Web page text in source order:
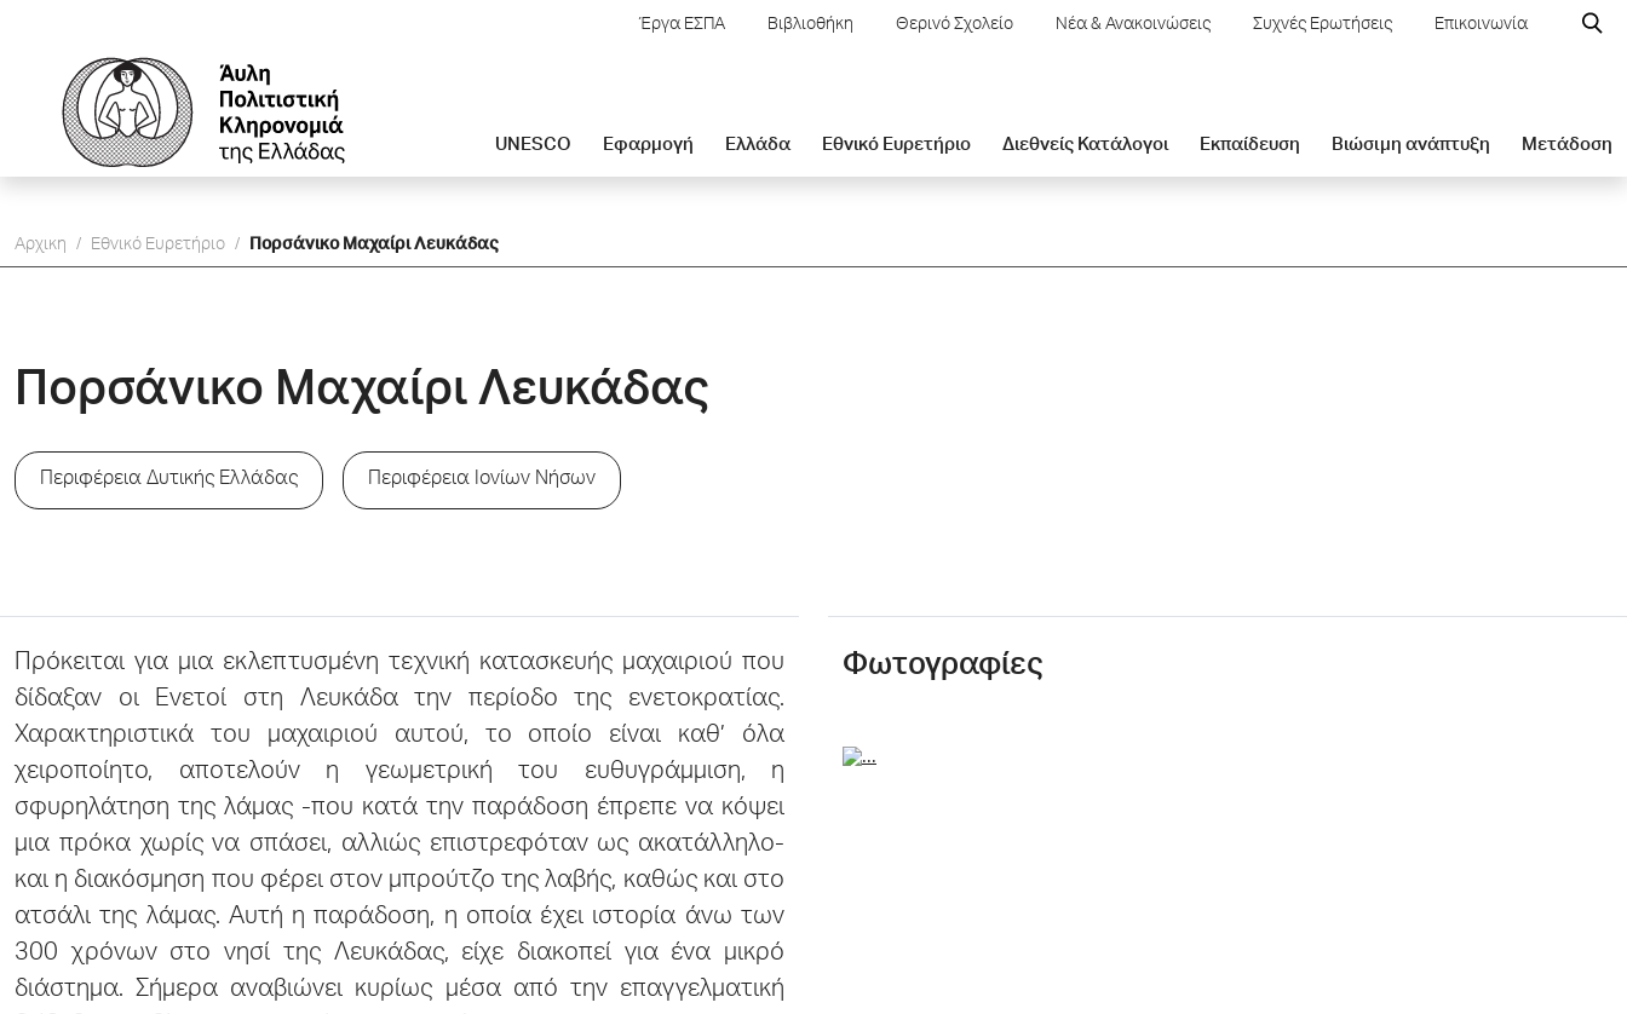
Έργα ΕΣΠΑ Βιβλιοθήκη Θερινό Σχολείο Νέα & Ανακοινώσεις Συχνές Ερωτήσεις Επικοινωνία
UNESCO Εφαρμογή Ελλάδα Εθνικό Ευρετήριο Διεθνείς Κατάλογοι Εκπαίδευση Βιώσιμη ανάπτυξη Μετάδοση
Αρχικη / Εθνικό Ευρετήριο / Πορσάνικο Μαχαίρι Λευκάδας
Πορσάνικο Μαχαίρι Λευκάδας
Περιφέρεια Δυτικής Ελλάδας Περιφέρεια Ιονίων Νήσων
Πρόκειται για μια εκλεπτυσμένη τεχνική κατασκευής μαχαιριού που
δίδαξαν οι Ενετοί στη Λευκάδα την περίοδο της ενετοκρατίας.
Χαρακτηριστικά του μαχαιριού αυτού, το οποίο είναι καθ’ όλα
χειροποίητο, αποτελούν η γεωμετρική του ευθυγράμμιση, η
σφυρηλάτηση της λάμας -που κατά την παράδοση έπρεπε να κόψει
μια πρόκα χωρίς να σπάσει, αλλιώς επιστρεφόταν ως ακατάλληλο-
και η διακόσμηση που φέρει στον μπρούτζο της λαβής, καθώς και στο
ατσάλι της λάμας. Αυτή η παράδοση, η οποία έχει ιστορία άνω των
300 χρόνων στο νησί της Λευκάδας, είχε διακοπεί για ένα μικρό
διάστημα. Σήμερα αναβιώνει κυρίως μέσα από την επαγγελματική
Φωτογραφίες